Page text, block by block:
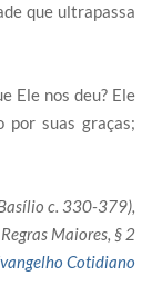
que ultrapassa
Ele nos deu? Ele
por suas graças;
c. 330-379),
Maiores, § 2
Cotidiano